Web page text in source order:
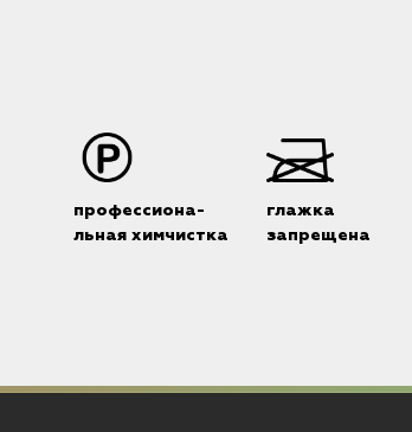
профессиона-
льная химчистка
глажка
запрещена